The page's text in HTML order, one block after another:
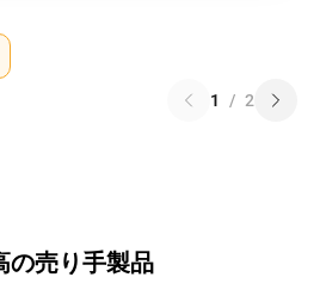
1 / 2
の売り手製品